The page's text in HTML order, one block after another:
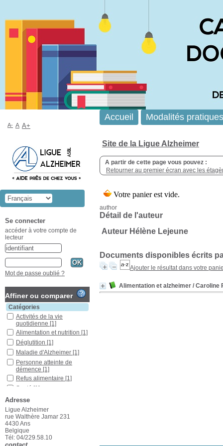
Site de la Ligue Alzheimer
A partir de cette page vous pouvez :
Retourner au premier écran avec les
author
Détail de l'auteur
Auteur Hélène Lejeune
Documents disponibles écrits
Ajouter le résultat dans votre
Alimentation et alzheimer / Caroline
Accueil Modalités pratiques
A- A A+
Se connecter
accéder à votre compte de
lecteur
Mot de passe oublié ?
Affiner ou comparer
Catégories
Activités de la vie
quotidienne [1]
Alimentation et nutrition [1]
Déglutition [1]
Maladie d'Alzheimer [1]
Personne atteinte de
démence [1]
Refus alimentaire [1]
Santé [1]
Santé de la personne
Troubles de la déglutition
[1]
Localisation
Ans[1]
Adresse
Ligue Alzheimer
rue Walthère Jamar 231
4430 Ans
Belgique
Tél: 04/229.58.10